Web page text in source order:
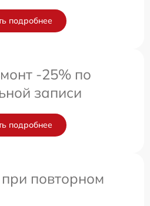
подробнее
-25% по
записи
подробнее
повторном